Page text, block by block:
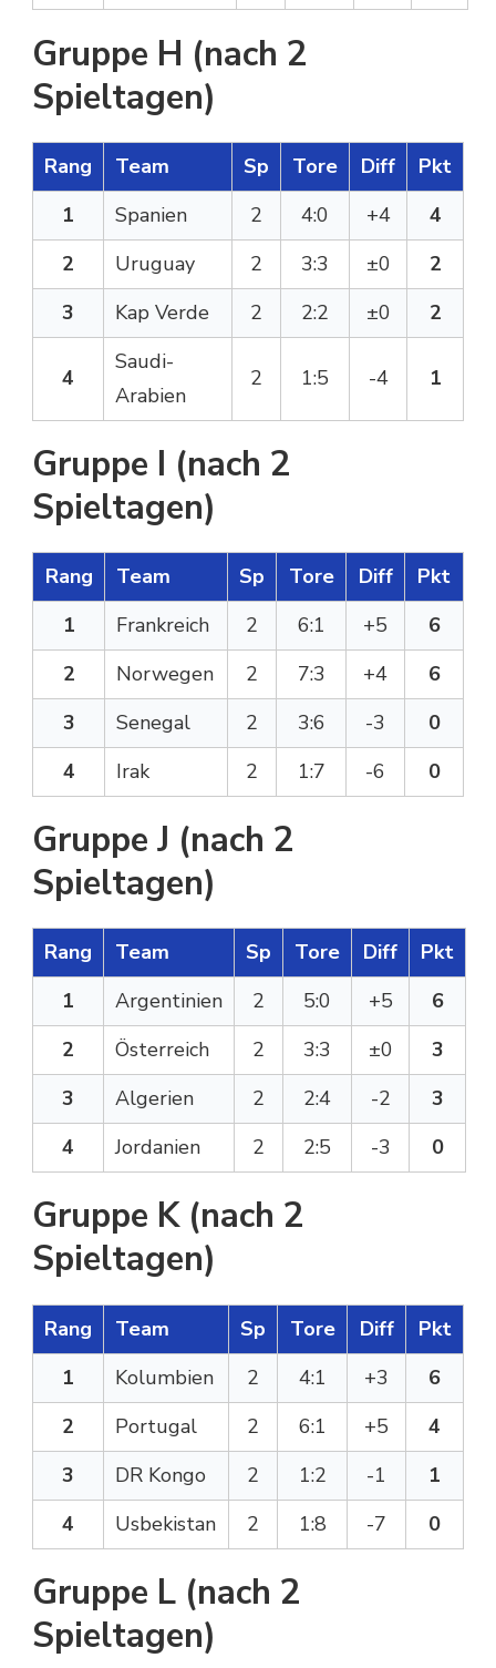
Gruppe H (nach 2
Spieltagen)
Rang Team Sp Tore Diff
Pkt
1
Spanien 2 4:0 +4
4
2
Uruguay 2 3:3 ±0
2
3
Kap Verde 2 2:2 ±0 2
4
Saudi-
Arabien
2 1:5 -4 1
Gruppe I (nach 2
Spieltagen)
Rang Team Sp Tore Diff
Pkt
1
Frankreich 2 6:1 +5
6
2
Norwegen 2 7:3 +4
6
3
Senegal 2 3:6 -3
0
4
Irak 2 1:7 -6 0
Gruppe J (nach 2
Spieltagen)
Rang Team Sp Tore Diff
Pkt
1
Argentinien 2 5:0 +5
6
2
Österreich 2 3:3 ±0
3
3
Algerien 2 2:4 -2
3
4
Jordanien 2 2:5 -3 0
Gruppe K (nach 2
Spieltagen)
Rang Team Sp Tore Diff
Pkt
1
Kolumbien 2 4:1 +3
6
2
Portugal 2 6:1 +5
4
3
DR Kongo 2 1:2 -1
1
4
Usbekistan 2 1:8 -7 0
Gruppe L (nach 2
Spieltagen)